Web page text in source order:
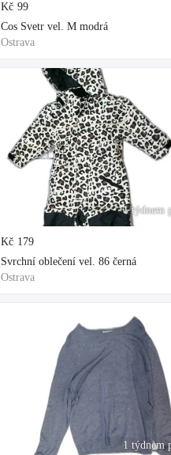
Kč 99
Cos Svetr vel. M modrá
Ostrava
1 týdnem
Kč 179
Svrchní oblečení vel. 86 černá
Ostrava
1 týdnem